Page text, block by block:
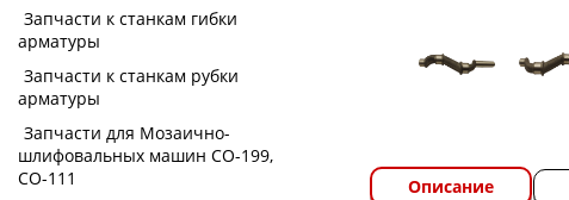
Запчасти к станкам гибки
арматуры
Запчасти к станкам рубки
арматуры
Запчасти для Мозаично-
шлифовальных машин СО-199,
СО-111
Описание